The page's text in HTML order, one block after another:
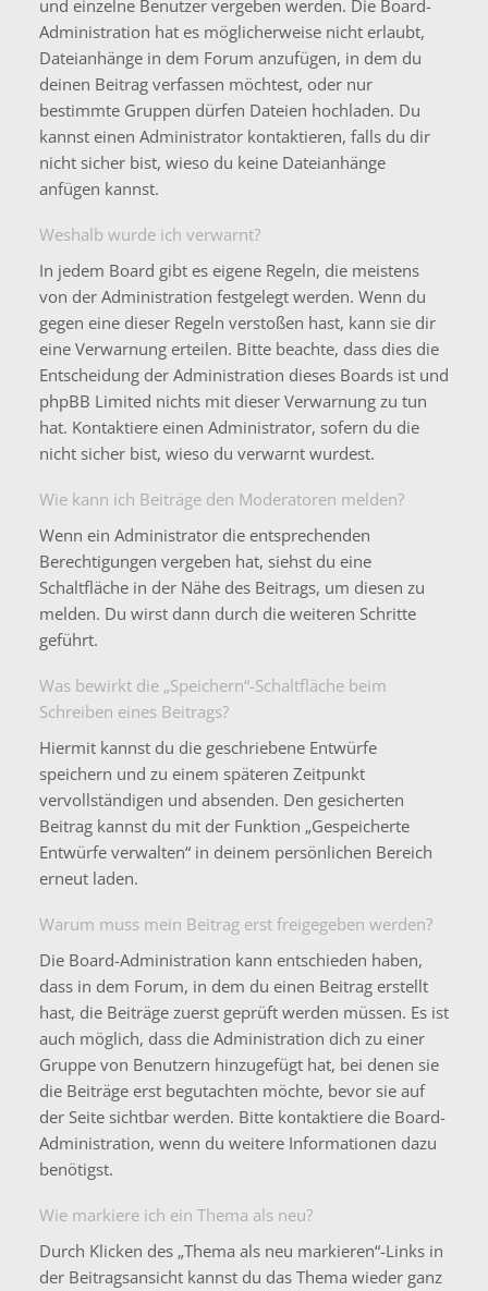
und einzelne Benutzer vergeben werden. Die Board-
Administration hat es möglicherweise nicht erlaubt,
Dateianhänge in dem Forum anzufügen, in dem du
deinen Beitrag verfassen möchtest, oder nur
bestimmte Gruppen dürfen Dateien hochladen. Du
kannst einen Administrator kontaktieren, falls du dir
nicht sicher bist, wieso du keine Dateianhänge
anfügen kannst.
Weshalb wurde ich verwarnt?
In jedem Board gibt es eigene Regeln, die meistens
von der Administration festgelegt werden. Wenn du
gegen eine dieser Regeln verstoßen hast, kann sie dir
eine Verwarnung erteilen. Bitte beachte, dass dies die
Entscheidung der Administration dieses Boards ist und
phpBB Limited nichts mit dieser Verwarnung zu tun
hat. Kontaktiere einen Administrator, sofern du die
nicht sicher bist, wieso du verwarnt wurdest.
Wie kann ich Beiträge den Moderatoren melden?
Wenn ein Administrator die entsprechenden
Berechtigungen vergeben hat, siehst du eine
Schaltfläche in der Nähe des Beitrags, um diesen zu
melden. Du wirst dann durch die weiteren Schritte
geführt.
Was bewirkt die „Speichern“-Schaltfläche beim
Schreiben eines Beitrags?
Hiermit kannst du die geschriebene Entwürfe
speichern und zu einem späteren Zeitpunkt
vervollständigen und absenden. Den gesicherten
Beitrag kannst du mit der Funktion „Gespeicherte
Entwürfe verwalten“ in deinem persönlichen Bereich
erneut laden.
Warum muss mein Beitrag erst freigegeben werden?
Die Board-Administration kann entschieden haben,
dass in dem Forum, in dem du einen Beitrag erstellt
hast, die Beiträge zuerst geprüft werden müssen. Es ist
auch möglich, dass die Administration dich zu einer
Gruppe von Benutzern hinzugefügt hat, bei denen sie
die Beiträge erst begutachten möchte, bevor sie auf
der Seite sichtbar werden. Bitte kontaktiere die Board-
Administration, wenn du weitere Informationen dazu
benötigst.
Wie markiere ich ein Thema als neu?
Durch Klicken des „Thema als neu markieren“-Links in
der Beitragsansicht kannst du das Thema wieder ganz